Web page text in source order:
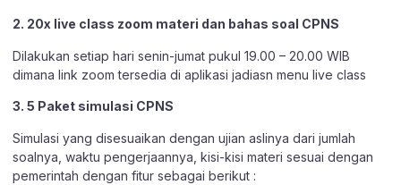
2. 20x live class zoom materi dan bahas soal CPNS
Dilakukan setiap hari senin-jumat pukul 19.00 – 20.00 WIB
dimana link zoom tersedia di aplikasi jadiasn menu live class
3. 5 Paket simulasi CPNS
Simulasi yang disesuaikan dengan ujian aslinya dari jumlah
soalnya, waktu pengerjaannya, kisi-kisi materi sesuai dengan
pemerintah dengan fitur sebagai berikut :